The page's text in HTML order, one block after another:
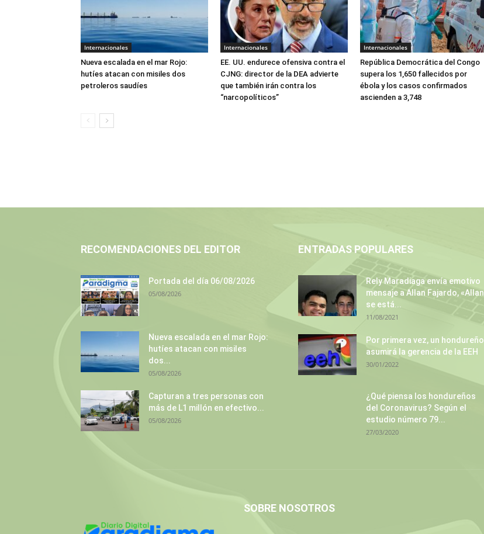
Internacionales
Nueva escalada en el mar Rojo:
hutíes atacan con misiles dos
petroleros saudíes
Internacionales
EE. UU. endurece ofensiva contra el
CJNG: director de la DEA advierte
que también irán contra los
“narcopolíticos”
Internacionales
República Democrática del Congo
supera los 1,650 fallecidos por
ébola y los casos confirmados
ascienden a 3,748
RECOMENDACIONES DEL EDITOR
Portada del día 06/08/2026
05/08/2026
Nueva escalada en el mar Rojo:
hutíes atacan con misiles
dos...
05/08/2026
Capturan a tres personas con
más de L1 millón en efectivo...
05/08/2026
ENTRADAS POPULARES
Rely Maradiaga envía emotivo
mensaje a Allan Fajardo, «Allan
se está...
11/08/2021
Por primera vez, un hondureño
asumirá la gerencia de la EEH
30/01/2022
¿Qué piensa los hondureños
del Coronavirus? Según el
estudio número 79...
27/03/2020
SOBRE NOSOTROS